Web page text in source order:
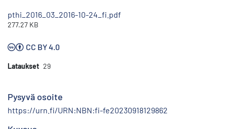
pthi_2016_03_2016-10-24_fi.pdf
277.27 KB
CC BY 4.0
Lataukset 29
Pysyvä osoite
https://urn.fi/URN:NBN:fi-fe20230918129862